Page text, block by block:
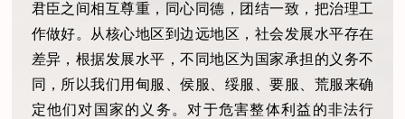
君臣之间相互尊重，同心同德，团结一致，把治理工
作做好。从核心地区到边远地区，社会发展水平存在
差异，根据发展水平，不同地区为国家承担的义务不
同，所以我们用甸服、侯服、绥服、要服、荒服来确
定他们对国家的义务。对于危害整体利益的非法行